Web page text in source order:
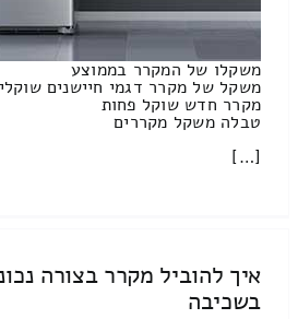
משקלו של המקרר בממוצע
משקל של מקרר דגמי חיישנים
מקרר חדש שוקל פחות
טבלה משקל מקררים
[…]
איך להוביל מקרר בצורה
בשכיבה